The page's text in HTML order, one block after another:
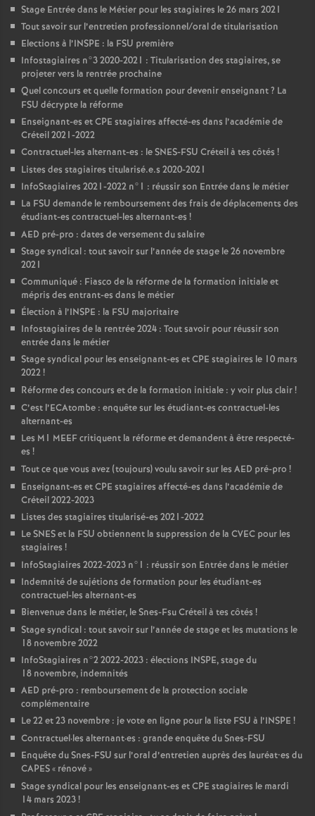
Stage Entrée dans le Métier pour les stagiaires le 26 mars 2021
Tout savoir sur l’entretien professionnel/oral de titularisation
Elections à l’INSPE : la FSU première
Infostagiaires n°3 2020-2021 : Titularisation des stagiaires, se
projeter vers la rentrée prochaine
Quel concours et quelle formation pour devenir enseignant? La
FSU décrypte la réforme
Enseignant-es etCPE stagiaires affecté-es dans l’académie de
Créteil 2021-2022
Contractuel-les alternant-es : leSNES-FSU Créteil à tes côtés !
Listes des stagiaires titularisé.e.s 2020-2021
InfoStagiaires 2021-2022 n°1 : réussir son Entrée dans le métier
La FSU demande le remboursement des frais de déplacements des
étudiant-es contractuel-les alternant-es !
AED pré-pro : dates de versement du salaire
Stage syndical : tout savoir sur l’année de stage le 26 novembre
2021
Communiqué : Fiasco de la réforme de la formation initiale et
mépris des entrant-es dans le métier
Élection à l’INSPE : la FSU majoritaire
Infostagiaires de la rentrée 2024 : Tout savoir pour réussir son
entrée dans le métier
Stage syndical pour les enseignant-es etCPE stagiaires le 10 mars
2022!
Réforme des concours et de la formation initiale : y voir plus clair!
C’est l’ECAtombe : enquête sur les étudiant-es contractuel-les
alternant-es
Les M1 MEEFcritiquent la réforme et demandent à être respecté-
es !
Tout ce que vous avez (toujours) voulu savoir sur les AED pré-pro !
Enseignant-es etCPE stagiaires affecté-es dans l’académie de
Créteil 2022-2023
Listes des stagiaires titularisé-es 2021-2022
LeSNESet la FSU obtiennent la suppression de la CVEC pour les
stagiaires !
InfoStagiaires 2022-2023 n°1 : réussir son Entrée dans le métier
Indemnité de sujétions de formation pour les étudiant-es
contractuel-les alternant-es
Bienvenue dans le métier, le Snes-Fsu Créteil à tes côtés !
Stage syndical : tout savoir sur l’année de stage et les mutations le
18 novembre 2022
InfoStagiaires n°2 2022-2023 : élections INSPE, stage du
18 novembre, indemnités
AED pré-pro : remboursement de la protection sociale
complémentaire
Le 22 et 23 novembre : je vote en ligne pour la liste FSU à l’INSPE !
Contractuel·les alternant·es : grande enquête du Snes-FSU
Enquête du Snes-FSU sur l’oral d’entretien auprès des lauréat•es du
CAPES« rénové»
Stage syndical pour les enseignant-es etCPE stagiaires le mardi
14 mars 2023!